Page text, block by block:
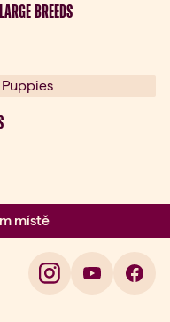
BREEDS
místě
2 z 3: Maso na prvním